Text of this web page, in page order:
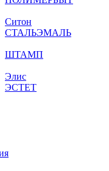
Ситон
СТАЛЬЭМАЛЬ
ШТАМП
Элис
ЭСТЕТ